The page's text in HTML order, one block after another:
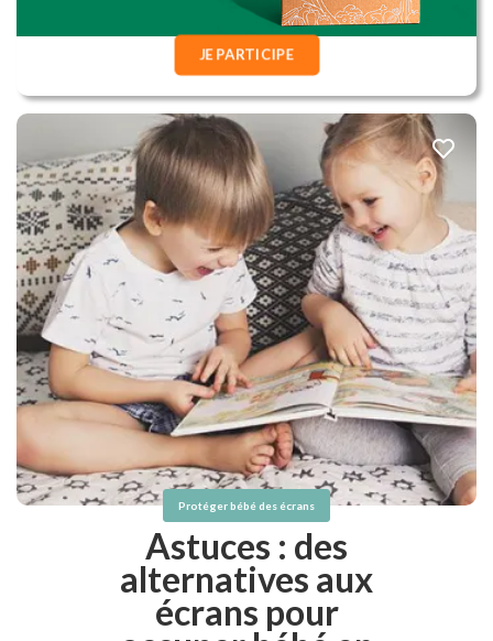
JE PARTICIPE
Protéger bébé des écrans
Astuces : des
alternatives aux
écrans pour